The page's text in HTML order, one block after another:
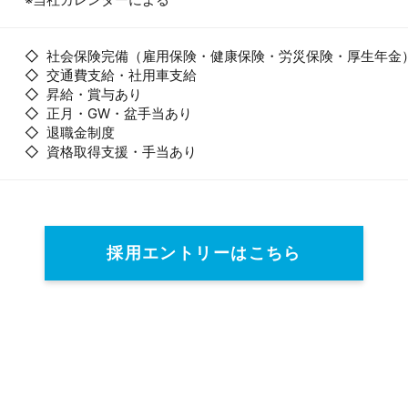
◇ 社会保険完備（雇用保険・健康保険・労災保険・厚生年金
◇ 交通費支給・社用車支給
◇ 昇給・賞与あり
◇ 正月・GW・盆手当あり
◇ 退職金制度
◇ 資格取得支援・手当あり
採用エントリーはこちら